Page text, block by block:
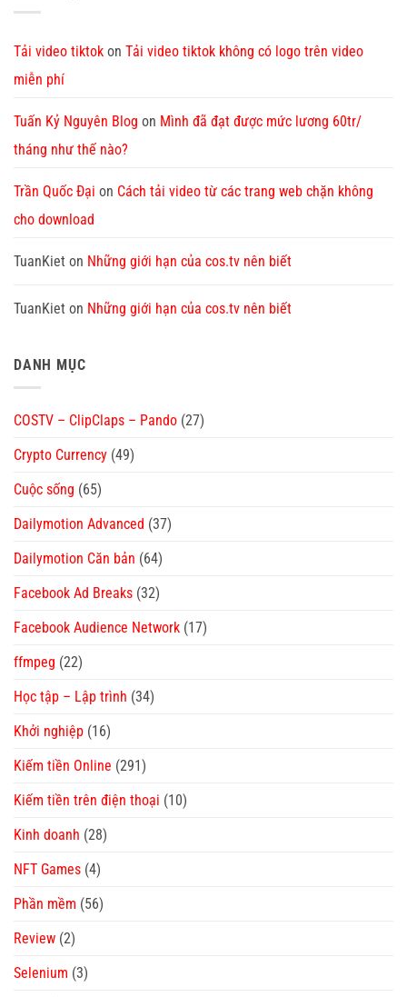
Tải video tiktok on Tải video tiktok không có logo trên video
miễn phí
Tuấn Kỷ Nguyên Blog on Mình đã đạt được mức lương 60tr/
tháng như thế nào?
Trần Quốc Đại on Cách tải video từ các trang web chặn không
cho download
TuanKiet on Những giới hạn của cos.tv nên biết
TuanKiet on Những giới hạn của cos.tv nên biết
DANH MỤC
COSTV – ClipClaps – Pando (27)
Crypto Currency (49)
Cuộc sống (65)
Dailymotion Advanced (37)
Dailymotion Căn bản (64)
Facebook Ad Breaks (32)
Facebook Audience Network (17)
ffmpeg (22)
Học tập – Lập trình (34)
Khởi nghiệp (16)
Kiếm tiền Online (291)
Kiếm tiền trên điện thoại (10)
Kinh doanh (28)
NFT Games (4)
Phần mềm (56)
Review (2)
Selenium (3)